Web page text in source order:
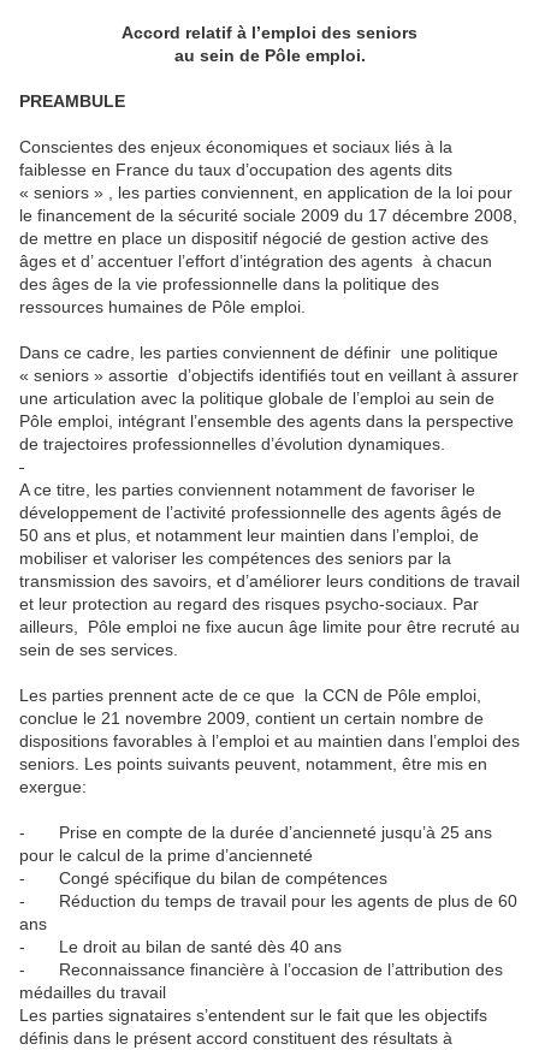
Accord relatif à l’emploi des seniors
au sein de Pôle emploi.
PREAMBULE
Conscientes des enjeux économiques et sociaux liés à la
faiblesse en France du taux d’occupation des agents dits
« seniors » , les parties conviennent, en application de la loi pour
le financement de la sécurité sociale 2009 du 17 décembre 2008,
de mettre en place un dispositif négocié de gestion active des
âges et d’ accentuer l’effort d’intégration des agents à chacun
des âges de la vie professionnelle dans la politique des
ressources humaines de Pôle emploi.
Dans ce cadre, les parties conviennent de définir une politique
« seniors » assortie d’objectifs identifiés tout en veillant à assurer
une articulation avec la politique globale de l’emploi au sein de
Pôle emploi, intégrant l’ensemble des agents dans la perspective
de trajectoires professionnelles d’évolution dynamiques.
A ce titre, les parties conviennent notamment de favoriser le
développement de l’activité professionnelle des agents âgés de
50 ans et plus, et notamment leur maintien dans l’emploi, de
mobiliser et valoriser les compétences des seniors par la
transmission des savoirs, et d’améliorer leurs conditions de travail
et leur protection au regard des risques psycho-sociaux. Par
ailleurs, Pôle emploi ne fixe aucun âge limite pour être recruté au
sein de ses services.
Les parties prennent acte de ce que la CCN de Pôle emploi,
conclue le 21 novembre 2009, contient un certain nombre de
dispositions favorables à l’emploi et au maintien dans l’emploi des
seniors. Les points suivants peuvent, notamment, être mis en
exergue:
- Prise en compte de la durée d’ancienneté jusqu’à 25 ans
pour le calcul de la prime d’ancienneté
- Congé spécifique du bilan de compétences
- Réduction du temps de travail pour les agents de plus de 60
ans
- Le droit au bilan de santé dès 40 ans
- Reconnaissance financière à l’occasion de l’attribution des
médailles du travail
Les parties signataires s’entendent sur le fait que les objectifs
définis dans le présent accord constituent des résultats à